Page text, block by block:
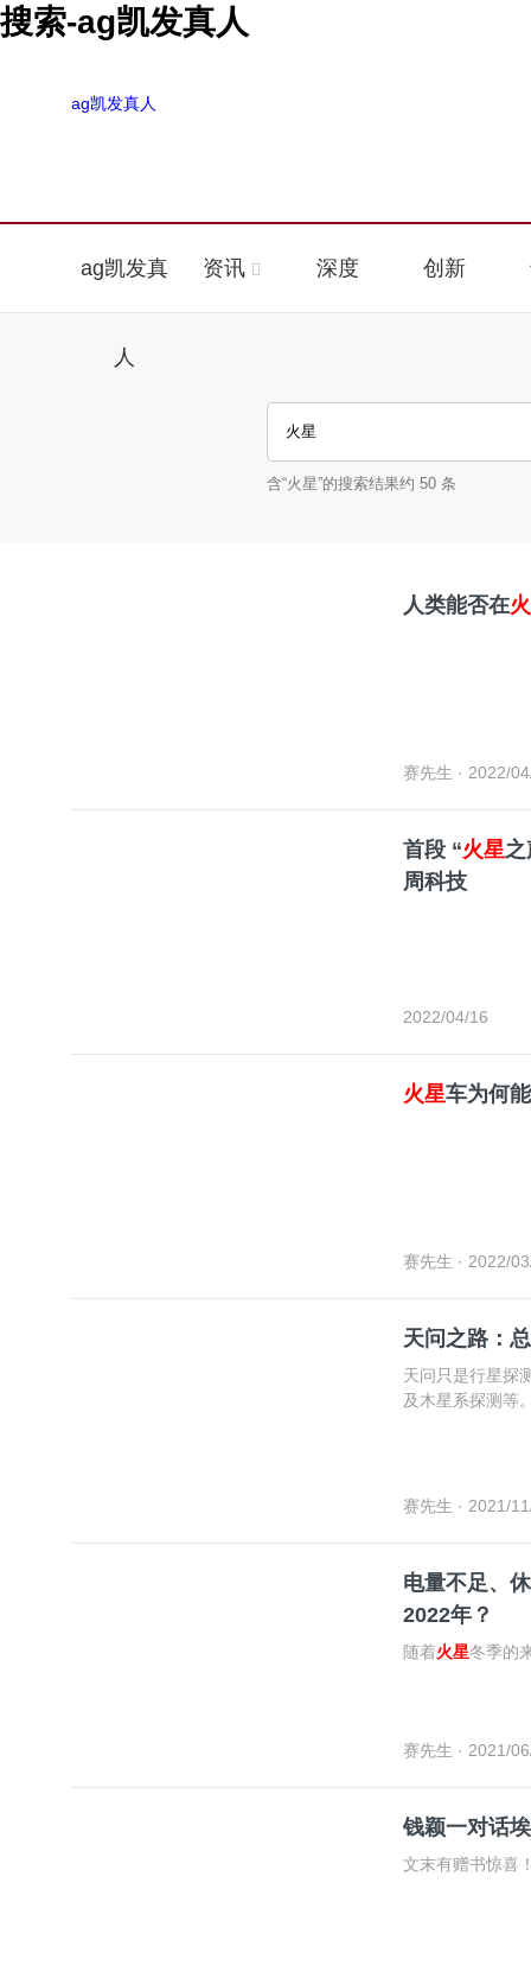
搜索-ag凯发真人
ag凯发真人
ag凯发真
人
资讯 深度 创新
含“火星”的搜索结果约 50 条
人类能否在
赛先生 · 2022/
首段 “火星之
周科技
2022/04/16
火星车为何
赛先生 · 2022/
天问之路：
天问只是行星探
及木星系探测等
赛先生 · 2021/
电量不足、
2022年？
随着火星冬季的
赛先生 · 2021/
钱颖一对话
文末有赠书惊喜